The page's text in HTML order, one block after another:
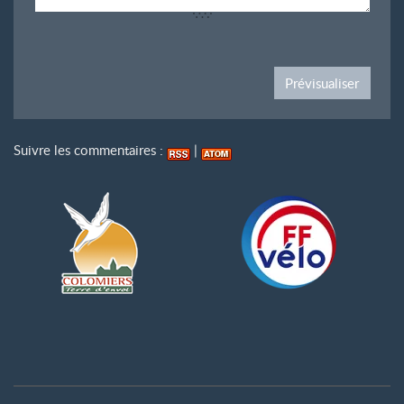
Suivre les commentaires : |